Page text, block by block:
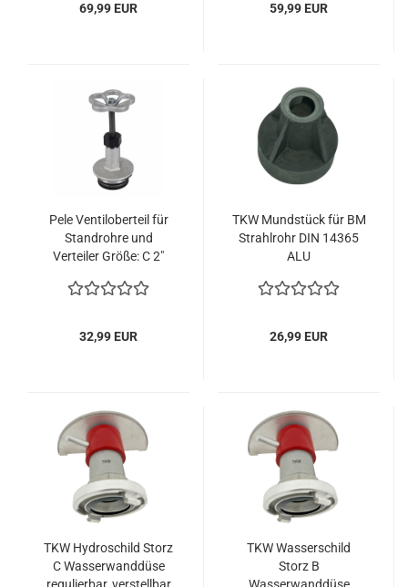
69,99 EUR 59,99 EUR
Pele Ventiloberteil für
Standrohre und
Verteiler Größe: C 2"
32,99 EUR
TKW Mundstück für BM
Strahlrohr DIN 14365
ALU
26,99 EUR
TKW Hydroschild Storz
C Wasserwanddüse
TKW Wasserschild
Storz B